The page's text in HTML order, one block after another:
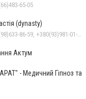
65-05
(dynasty)
Актум
- Медичний Гіпноз та